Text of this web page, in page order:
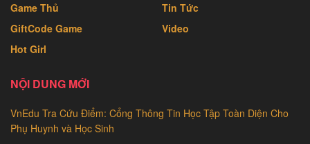
Game Thủ
GiftCode Game
Hot Girl
Tin Tức
Video
NỘI DUNG MỚI
VnEdu Tra Cứu Điểm: Cổng Thông Tin Học Tập Toàn Diện Cho
Phụ Huynh và Học Sinh